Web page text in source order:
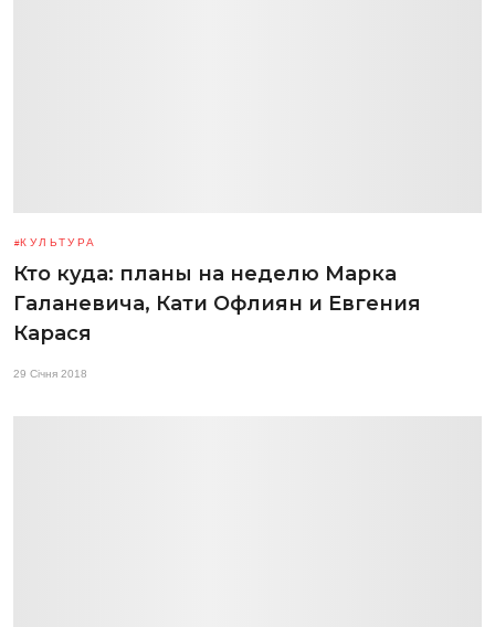
КУЛЬТУРА
Кто куда: планы на неделю Марка
Галаневича, Кати Офлиян и Евгения
Карася
29 Січня 2018